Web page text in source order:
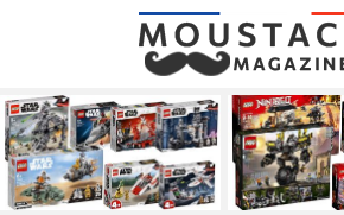
LATEST
STORIES